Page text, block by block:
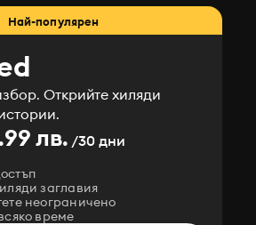
Най-популярен
Открийте хиляди
лв. /30 дни
заглавия
неограничено
време